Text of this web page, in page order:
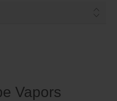
Vapors